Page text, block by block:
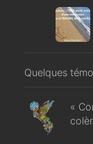
Quelques
«